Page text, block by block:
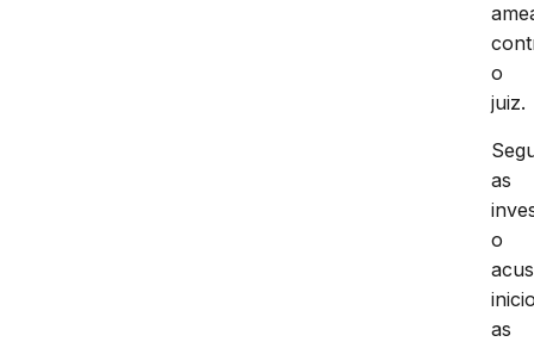
o
juiz.
as
o
as